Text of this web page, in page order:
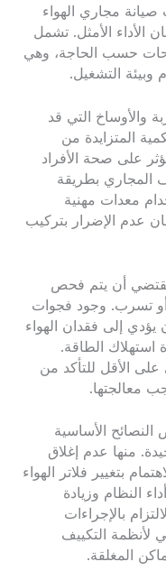
صيانة مجاري الهواء
الأداء الأمثل. تشمل
حسب الحاجة، وهي
التشغيل.
والأوساخ التي قد
المتزايدة من
على صحة الأفراد
المجاري بطريقة
معدات مهنية
عدم الإضرار بتركيب
تقتضي أن يتم فحص
تسرب. وجود فجوات
إلى فقدان الهواء
استهلاك الطاقة.
الأقل للتأكد من
معالجتها.
النصائح الأساسية
منها عدم إغلاق
بتغيير فلاتر الهواء
النظام وزيادة
بالإجراءات
لأنظمة التكييف
المغلقة.